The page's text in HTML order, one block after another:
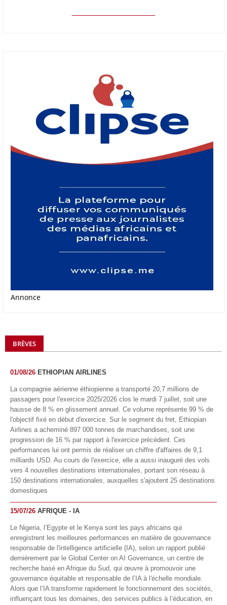
Annonce
BRÈVES
01/08/26 ETHIOPIAN AIRLINES
La compagnie aérienne éthiopienne a transporté 20,7 millions de
passagers pour l'exercice 2025/2026 clos le mardi 7 juillet, soit une
hausse de 8 % en glissement annuel. Ce volume représente 99 % de
l'objectif fixé en début d'exercice. Sur le segment du fret, Ethiopian
Airlines a acheminé 897 000 tonnes de marchandises, soit une
progression de 16 % par rapport à l'exercice précédent. Ces
performances lui ont permis de réaliser un chiffre d'affaires de 9,1
milliards USD. Au cours de l'exercice, elle a aussi inauguré des vols
vers 4 nouvelles destinations internationales, portant son réseau à
150 destinations internationales, auxquelles s'ajoutent 25 destinations
domestiques
15/07/26 AFRIQUE - IA
Le Nigeria, l’Egypte et le Kenya sont les pays africains qui
enregistrent les meilleures performances en matière de gouvernance
responsable de l'intelligence artificielle (IA), selon un rapport publié
dernièrement par le Global Center on AI Governance, un centre de
recherche basé en Afrique du Sud, qui œuvre à promouvoir une
gouvernance équitable et responsable de l’IA à l'échelle mondiale.
Alors que l’IA transforme rapidement le fonctionnement des sociétés,
influençant tous les domaines, des services publics à l’éducation, en